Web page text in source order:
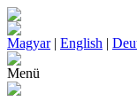
Magyar| English |
Menü